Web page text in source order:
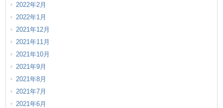
2022年2月
2022年1月
2021年12月
2021年11月
2021年10月
2021年9月
2021年8月
2021年7月
2021年6月